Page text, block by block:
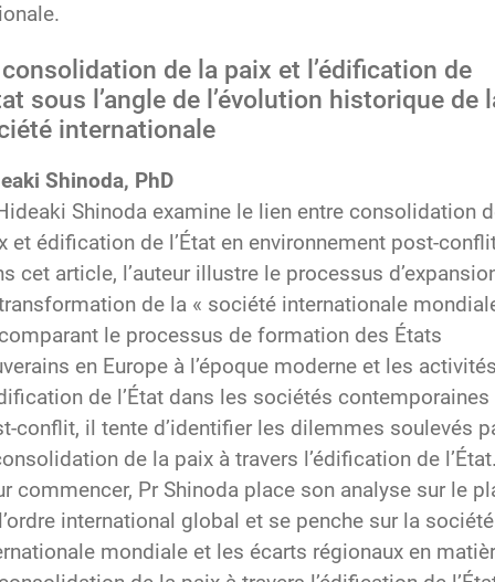
de la paix et l’édification de
sous l’angle de l’évolution historique de
internationale
Shinoda, PhD
Shinoda examine le lien entre consolidation
et édification de l’État en environnement post-
cet article, l’auteur illustre le processus
de la « société internationale
le processus de formation des États
en Europe à l’époque moderne et les
de l’État dans les sociétés contemporaines
conflit, il tente d’identifier les dilemmes soulevés
de la paix à travers l’édification de
commencer, Pr Shinoda place son analyse sur le
international global et se penche sur la société
mondiale et les écarts régionaux en